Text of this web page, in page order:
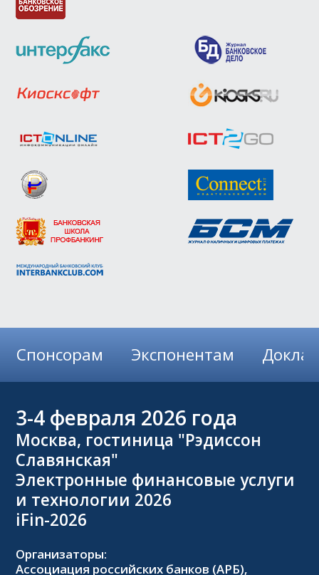
Спонсорам Экспонентам
3-4 февраля 2026 года
Москва, гостиница "Рэдиссон
Славянская"
Электронные финансовые услуги
и технологии 2026
iFin-2026
Организаторы:
Ассоциация российских банков (АРБ),